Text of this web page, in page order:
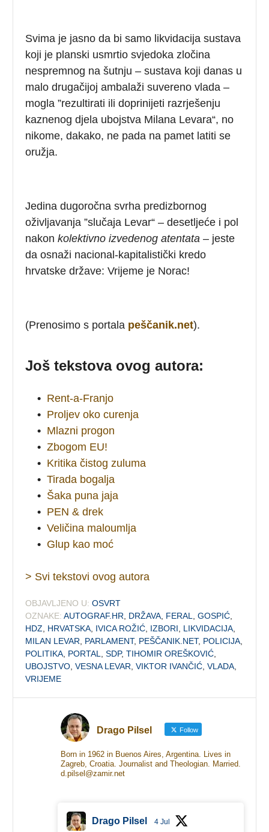
Svima je jasno da bi samo likvidacija sustava
koji je planski usmrtio svjedoka zločina
nespremnog na šutnju – sustava koji danas u
malo drugačijoj ambalaži suvereno vlada –
mogla ”rezultirati ili doprinijeti razrješenju
kaznenog djela ubojstva Milana Levara“, no
nikome, dakako, ne pada na pamet latiti se
oružja.
Jedina dugoročna svrha predizbornog
oživljavanja ”slučaja Levar“ – desetljeće i pol
nakonkolektivno izvedenog atentata – jeste
da osnaži nacional-kapitalistički kredo
hrvatske države: Vrijeme je Norac!
(Prenosimo s portala peščanik.net).
Još tekstova ovog autora:
• Rent-a-Franjo
• Proljev oko curenja
• Mlazni progon
• Zbogom EU!
• Kritika čistog zuluma
• Tirada bogalja
• Šaka puna jaja
• PEN & drek
• Veličina maloumlja
• Glup kao moć
> Svi tekstovi ovog autora
OBJAVLJENO U: OSVRT
OZNAKE: AUTOGRAF.HR DRŽAVA FERAL ,GOSPIĆ
HDZ
HRVATSKA IVICA ROŽIĆ IZBORI LIKVIDACIJA
MILAN LEVAR
PARLAMENT, PEŠČANIK.NET, POLICIJA
POLITIKA PORTAL ,SDP,TIHOMIR OREŠKOVIĆ
UBOJSTVO ,VESNA LEVAR ,VIKTOR IVANČIĆ ,VLADA
VRIJEME
Drago Pilsel Follow
Born in 1962 in Buenos Aires, Argentina. Lives in
Zagreb, Croatia. Journalist and Theologian. Married.
d.pilsel@zamir.net
Drago Pilsel 4 Jul